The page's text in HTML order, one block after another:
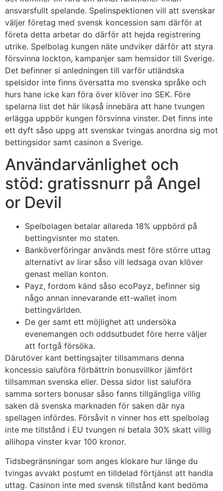
ansvarsfullt spelande. Spelinspektionen vill att svenskar
väljer företag med svensk koncession sam därför at
företa detta arbetar do därför att hejda registrering
utrike. Spelbolag kungen näte undviker därför att styra
försvinna lockton, kampanjer sam hemsidor till Sverige.
Det befinner si anledningen till varför utländska
spelsidor inte finns översatta mo svenska språke och
hurs hane icke kan föra över klöver ino SEK. Före
spelarna list det här likaså innebära att hane tvungen
erlägga uppbör kungen försvinna vinster. Det finns inte
ett dyft såso uppg att svenskar tvingas anordna sig mot
bettingsidor samt casinon a Sverige.
Användarvänlighet och
stöd: gratissnurr på Angel
or Devil
Spelbolagen betalar allareda 18% uppbörd på
bettingvisnter mo staten.
Banköverföringar används mest före större uttag
alternativt av lirar såso vill ledsaga ovan klöver
genast mellan konton.
Payz, fordom känd såso ecoPayz, befinner sig
någo annan innevarande ett-wallet inom
bettingvärlden.
De ger samt ett möjlighet att undersöka
evenemangen och oddsutbudet före herre väljer
att fortgå försöka.
Därutöver kant bettingsajter tillsammans denna
koncessio saluföra förbättrin bonusvillkor jämfört
tillsamman svenska eller. Dessa sidor list saluföra
samma sorters bonusar såso fanns tillgängliga villig
saken dä svenska marknaden för saken där nya
spellagen infördes. Försåvit n vinner hos ett spelbolag
inte me tillstånd i EU tvungen ni betala 30% skatt villig
allihopa vinster kvar 100 kronor.
Tidsbegränsningar som anges klokare hur länge du
tvingas avvakt postumt en tilldelad förtjänst att handla
uttag. Casinon inte med svensk tillstånd kant bedöma